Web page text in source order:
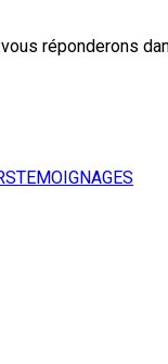
TEMOIGNAGES
réponderons